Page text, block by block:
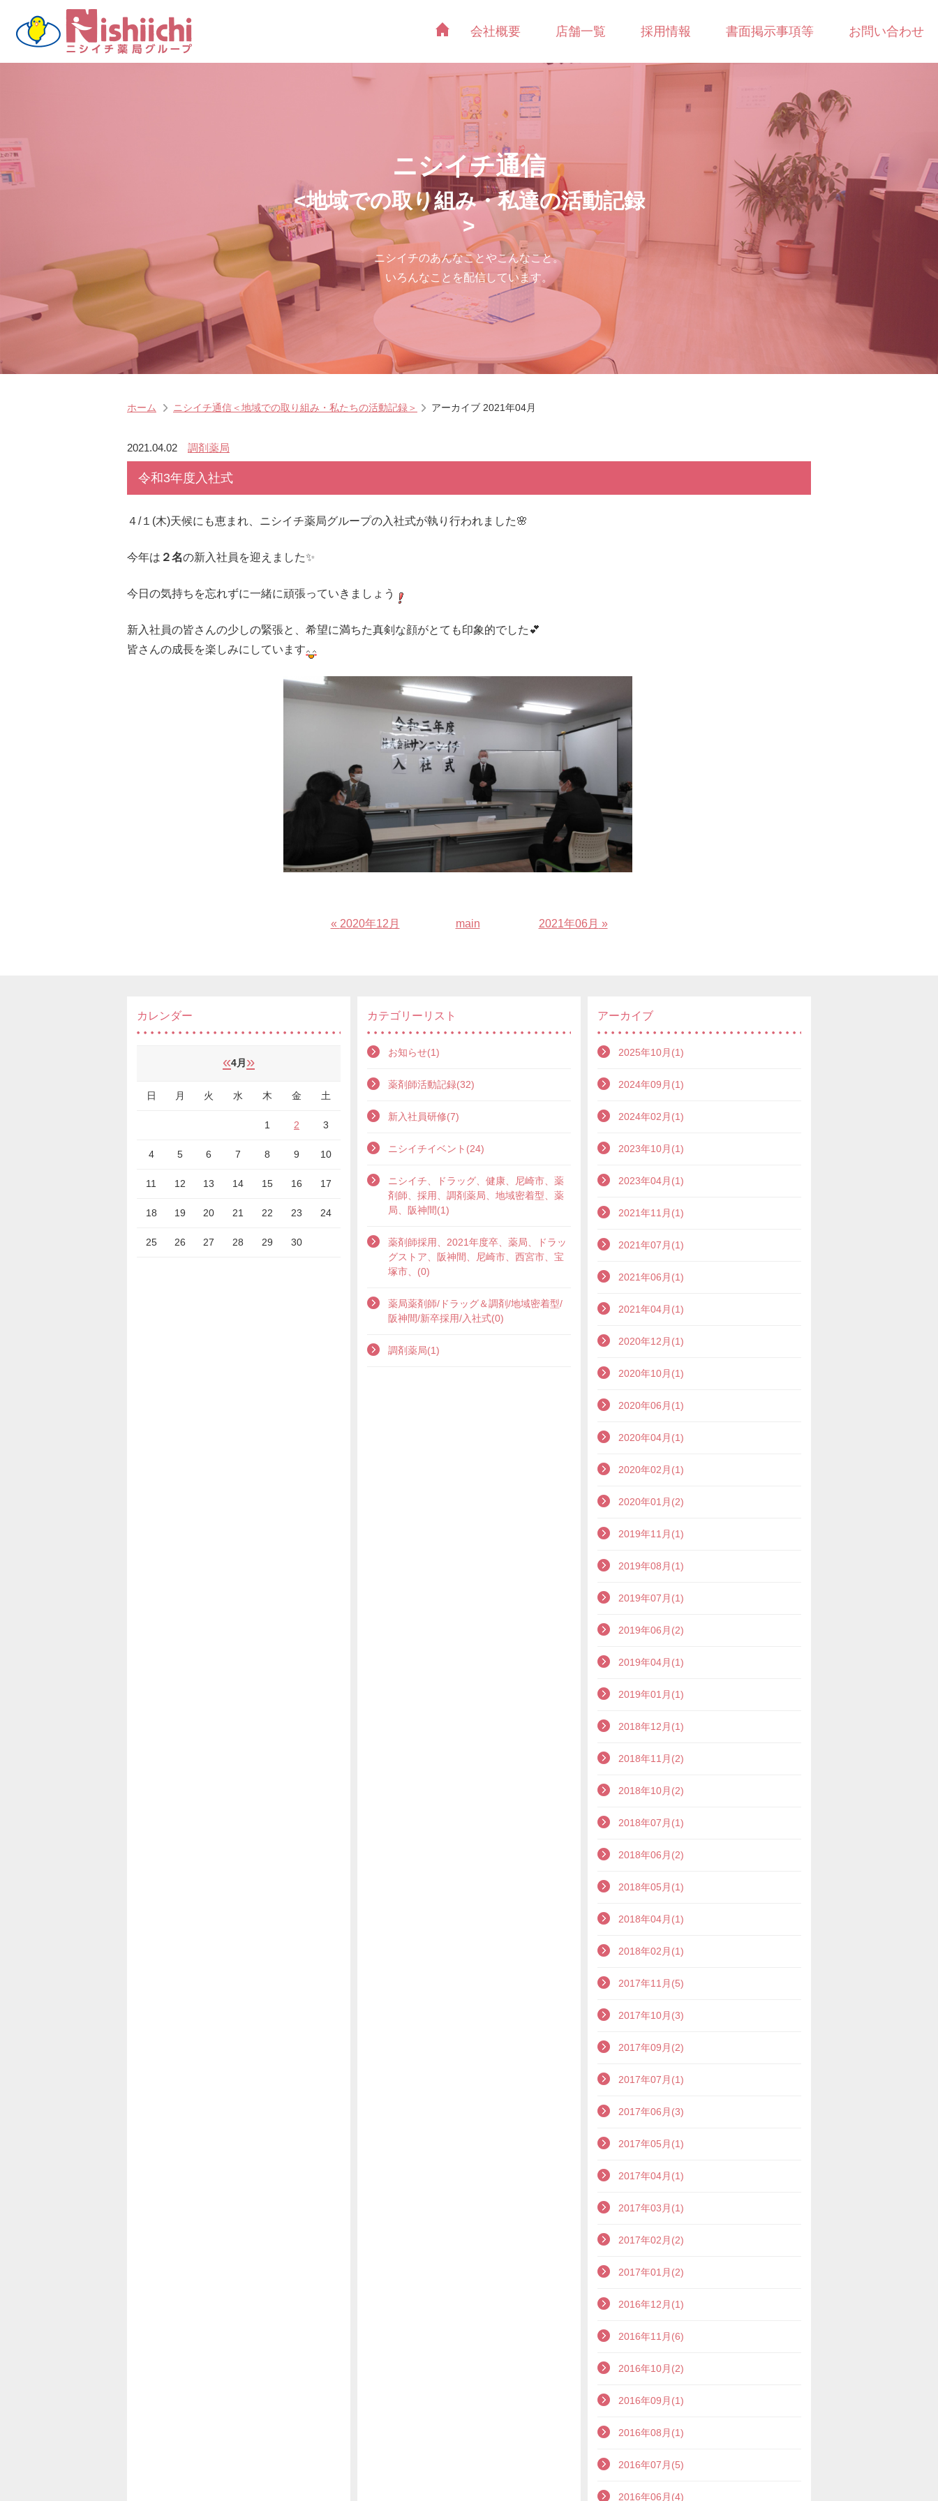
会社概要 店舗一覧 採用情報 書面掲示事項等 お問い合わせ
ニシイチ通信
<地域での取り組み・私達の活動記録
>
ニシイチのあんなことやこんなこと。
いろんなことを配信しています。
ホーム ニシイチ通信＜地域での取り組み・私たちの活動記録＞ アーカイブ 2021年04月
2021.04.02 調剤薬局
令和3年度入社式
４/１(木)天候にも恵まれ、ニシイチ薬局グループの入社式が執り行われました🌸
今年は ２名の新入社員を迎えました✨
今日の気持ちを忘れずに一緒に頑張っていきましょう
新入社員の皆さんの少しの緊張と、希望に満ちた真剣な顔がとても印象的でした💕
皆さんの成長を楽しみにしています
« 2020年12月 main 2021年06月 »
カレンダー
«4月 »
日 月 火 水 木 金 土
1 2 3
4 5 6 7 8 9 10
11 12 13 14 15 16 17
18 19 20 21 22 23 24
25 26 27 28 29 30
カテゴリーリスト
お知らせ(1)
薬剤師活動記録(32)
新入社員研修(7)
ニシイチイベント(24)
ニシイチ、ドラッグ、健康、尼崎市、薬
剤師、採用、調剤薬局、地域密着型、薬
局、阪神間(1)
薬剤師採用、2021年度卒、薬局、ドラッ
グストア、阪神間、尼崎市、西宮市、宝
塚市、(0)
薬局薬剤師/ドラッグ＆調剤/地域密着型/
阪神間/新卒採用/入社式(0)
調剤薬局(1)
アーカイブ
2025年10月(1)
2024年09月(1)
2024年02月(1)
2023年10月(1)
2023年04月(1)
2021年11月(1)
2021年07月(1)
2021年06月(1)
2021年04月(1)
2020年12月(1)
2020年10月(1)
2020年06月(1)
2020年04月(1)
2020年02月(1)
2020年01月(2)
2019年11月(1)
2019年08月(1)
2019年07月(1)
2019年06月(2)
2019年04月(1)
2019年01月(1)
2018年12月(1)
2018年11月(2)
2018年10月(2)
2018年07月(1)
2018年06月(2)
2018年05月(1)
2018年04月(1)
2018年02月(1)
2017年11月(5)
2017年10月(3)
2017年09月(2)
2017年07月(1)
2017年06月(3)
2017年05月(1)
2017年04月(1)
2017年03月(1)
2017年02月(2)
2017年01月(2)
2016年12月(1)
2016年11月(6)
2016年10月(2)
2016年09月(1)
2016年08月(1)
2016年07月(5)
2016年06月(4)